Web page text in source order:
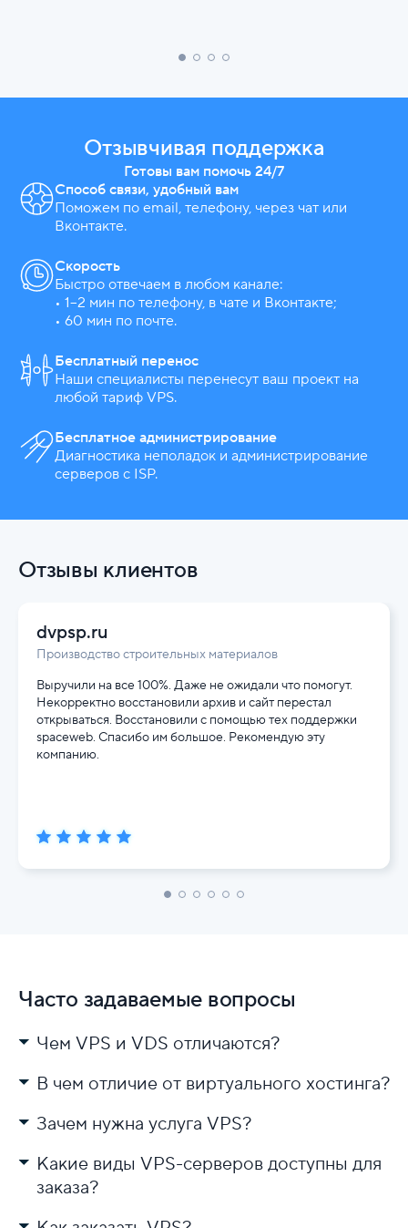
Отзывчивая поддержка
Готовы вам помочь 24/7
Способ связи, удобный вам
Поможем по email, телефону, через чат или
Вконтакте.
Скорость
Быстро отвечаем в любом канале:
• 1–2 мин по телефону, в чате и Вконтакте;
• 60 мин по почте.
Бесплатный перенос
Наши специалисты перенесут ваш проект на
любой тариф VPS.
Бесплатное администрирование
Диагностика неполадок и администрирование
серверов с ISP.
Отзывы клиентов
dvpsp.ru
Производство строительных материалов
Выручили на все 100%. Даже не ожидали что помогут.
Некорректно восстановили архив и сайт перестал
открываться. Восстановили с помощью тех поддержки
spaceweb. Спасибо им большое. Рекомендую эту
компанию.
Часто задаваемые вопросы
Чем VPS и VDS отличаются?
В чем отличие от виртуального хостинга?
Зачем нужна услуга VPS?
Какие виды VPS-серверов доступны для
заказа?